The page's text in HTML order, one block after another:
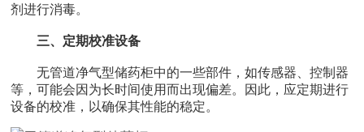
剂进行消毒。
三、定期校准设备
无管道净气型储药柜中的一些部件，如传感器、控制器
等，可能会因为长时间使用而出现偏差。因此，应定期进行
设备的校准，以确保其性能的稳定。